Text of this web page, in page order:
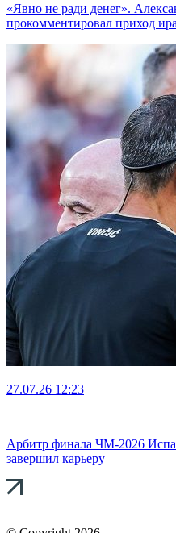
«Явно не ради денег».
прокомментировал приход
27.07.26 12:23
Арбитр финала ЧМ-2026
завершил карьеру